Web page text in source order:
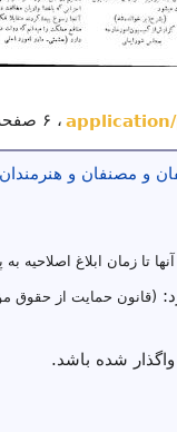
، ۶ صفحه)
و مصنفان و هنرمندان
تا زمان ابلاغ اصلاحیه
(قانون حمایت از حقوق
شده باشد.